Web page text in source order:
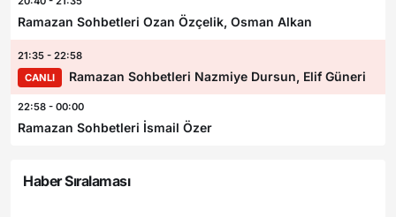
Ramazan Sohbetleri Ozan Özçelik, Osman Alkan
21:35 - 22:58
CANLI
Ramazan Sohbetleri Nazmiye Dursun, Elif Güneri
22:58 - 00:00
Ramazan Sohbetleri İsmail Özer
Haber Sıralaması